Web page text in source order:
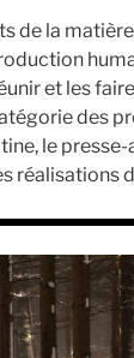
de la
et les
des
le
réalisations